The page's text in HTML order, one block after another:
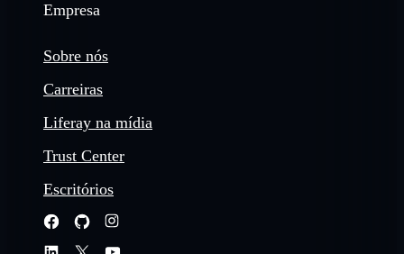
Empresa
Sobre nós
Carreiras
Liferay na mídia
Trust Center
Escritórios